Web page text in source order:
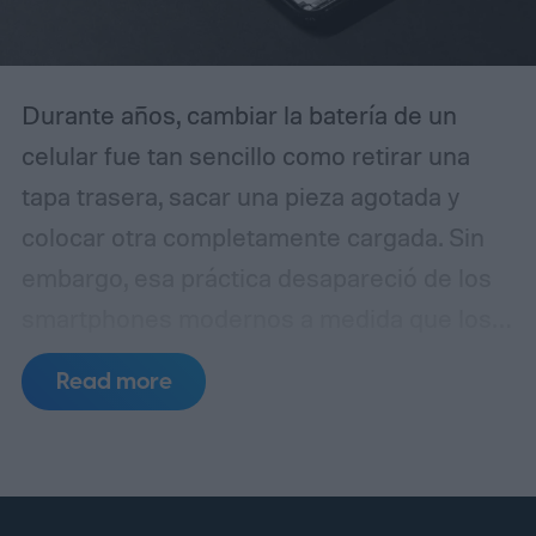
Durante años, cambiar la batería de un
celular fue tan sencillo como retirar una
tapa trasera, sacar una pieza agotada y
colocar otra completamente cargada. Sin
fabricantes apostaron por diseños más
delgados, cuerpos de vidrio y metal,
Read more